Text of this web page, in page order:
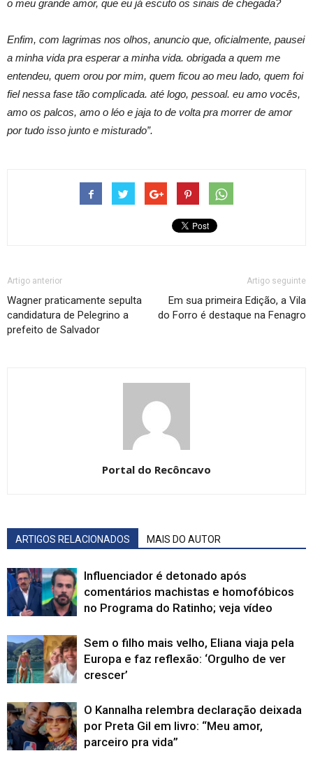
o meu grande amor, que eu já escuto os sinais de chegada?
Enfim, com lagrimas nos olhos, anuncio que, oficialmente, pausei
a minha vida pra esperar a minha vida. obrigada a quem me
entendeu, quem orou por mim, quem ficou ao meu lado, quem foi
fiel nessa fase tão complicada. até logo, pessoal. eu amo vocês,
amo os palcos, amo o léo e jaja to de volta pra morrer de amor
por tudo isso junto e misturado”.
Artigo anterior
Wagner praticamente sepulta
candidatura de Pelegrino a
prefeito de Salvador
Artigo seguinte
Em sua primeira Edição, a Vila
do Forro é destaque na Fenagro
Portal do Recôncavo
ARTIGOS RELACIONADOS MAIS DO AUTOR
Influenciador é detonado após
comentários machistas e homofóbicos
no Programa do Ratinho; veja vídeo
Sem o filho mais velho, Eliana viaja pela
Europa e faz reflexão: ‘Orgulho de ver
crescer’
O Kannalha relembra declaração deixada
por Preta Gil em livro: “Meu amor,
parceiro pra vida”